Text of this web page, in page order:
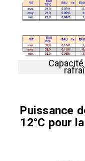
Puissance
12°C pour